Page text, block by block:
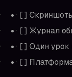
[ ]
[ ] Журнал
[ ] Один урок
[ ]